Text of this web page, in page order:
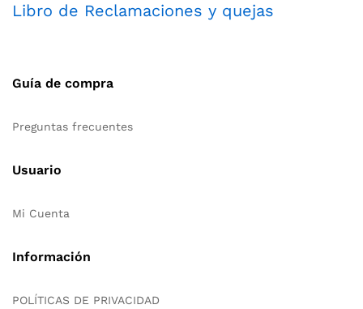
Libro de Reclamaciones y quejas
Guía de compra
Preguntas frecuentes
Usuario
Mi Cuenta
Información
POLÍTICAS DE PRIVACIDAD